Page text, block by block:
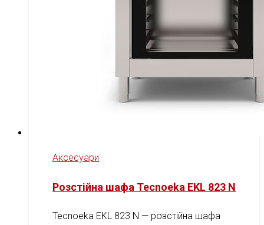
Аксесуари
Розстійна шафа Tecnoeka EKL 823 N
Tecnoeka EKL 823 N — розстійна шафа